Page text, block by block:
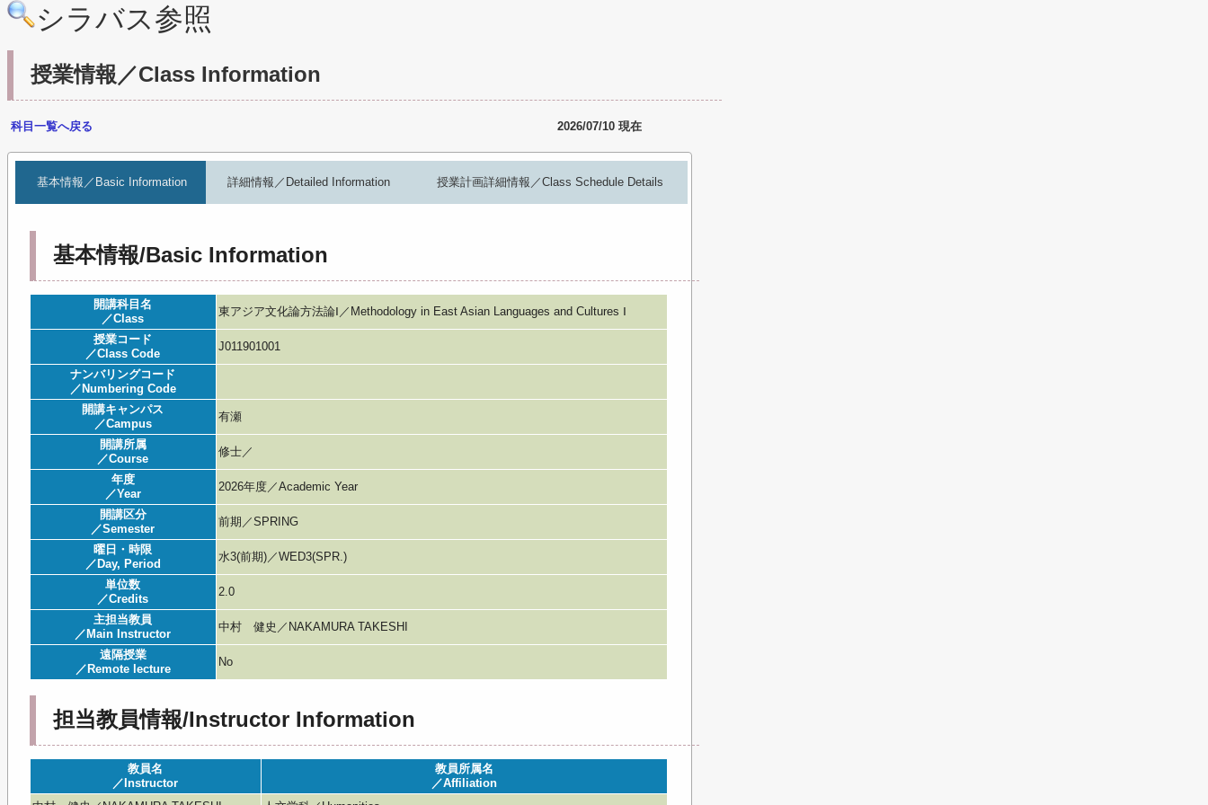
シラバス参照
授業情報／Class Information
科目一覧へ戻る 2026/07/10 現在
基本情報／Basic Information 詳細情報／Detailed Information 授業計画詳細情報／Class Schedule Details
基本情報/Basic Information
開講科目名
／Class
東アジア文化論方法論Ⅰ／Methodology in East Asian Languages and Cultures Ⅰ
授業コード
／Class Code
J011901001
ナンバリングコード
／Numbering Code
開講キャンパス
／Campus
有瀬
開講所属
／Course
修士／
年度
／Year
2026年度／Academic Year
開講区分
／Semester
前期／SPRING
曜日・時限
／Day, Period
水3(前期)／WED3(SPR.)
単位数
／Credits
2.0
主担当教員
／Main Instructor
中村 健史／NAKAMURA TAKESHI
遠隔授業
／Remote lecture
No
担当教員情報/Instructor Information
教員名
／Instructor
教員所属名
／Affiliation